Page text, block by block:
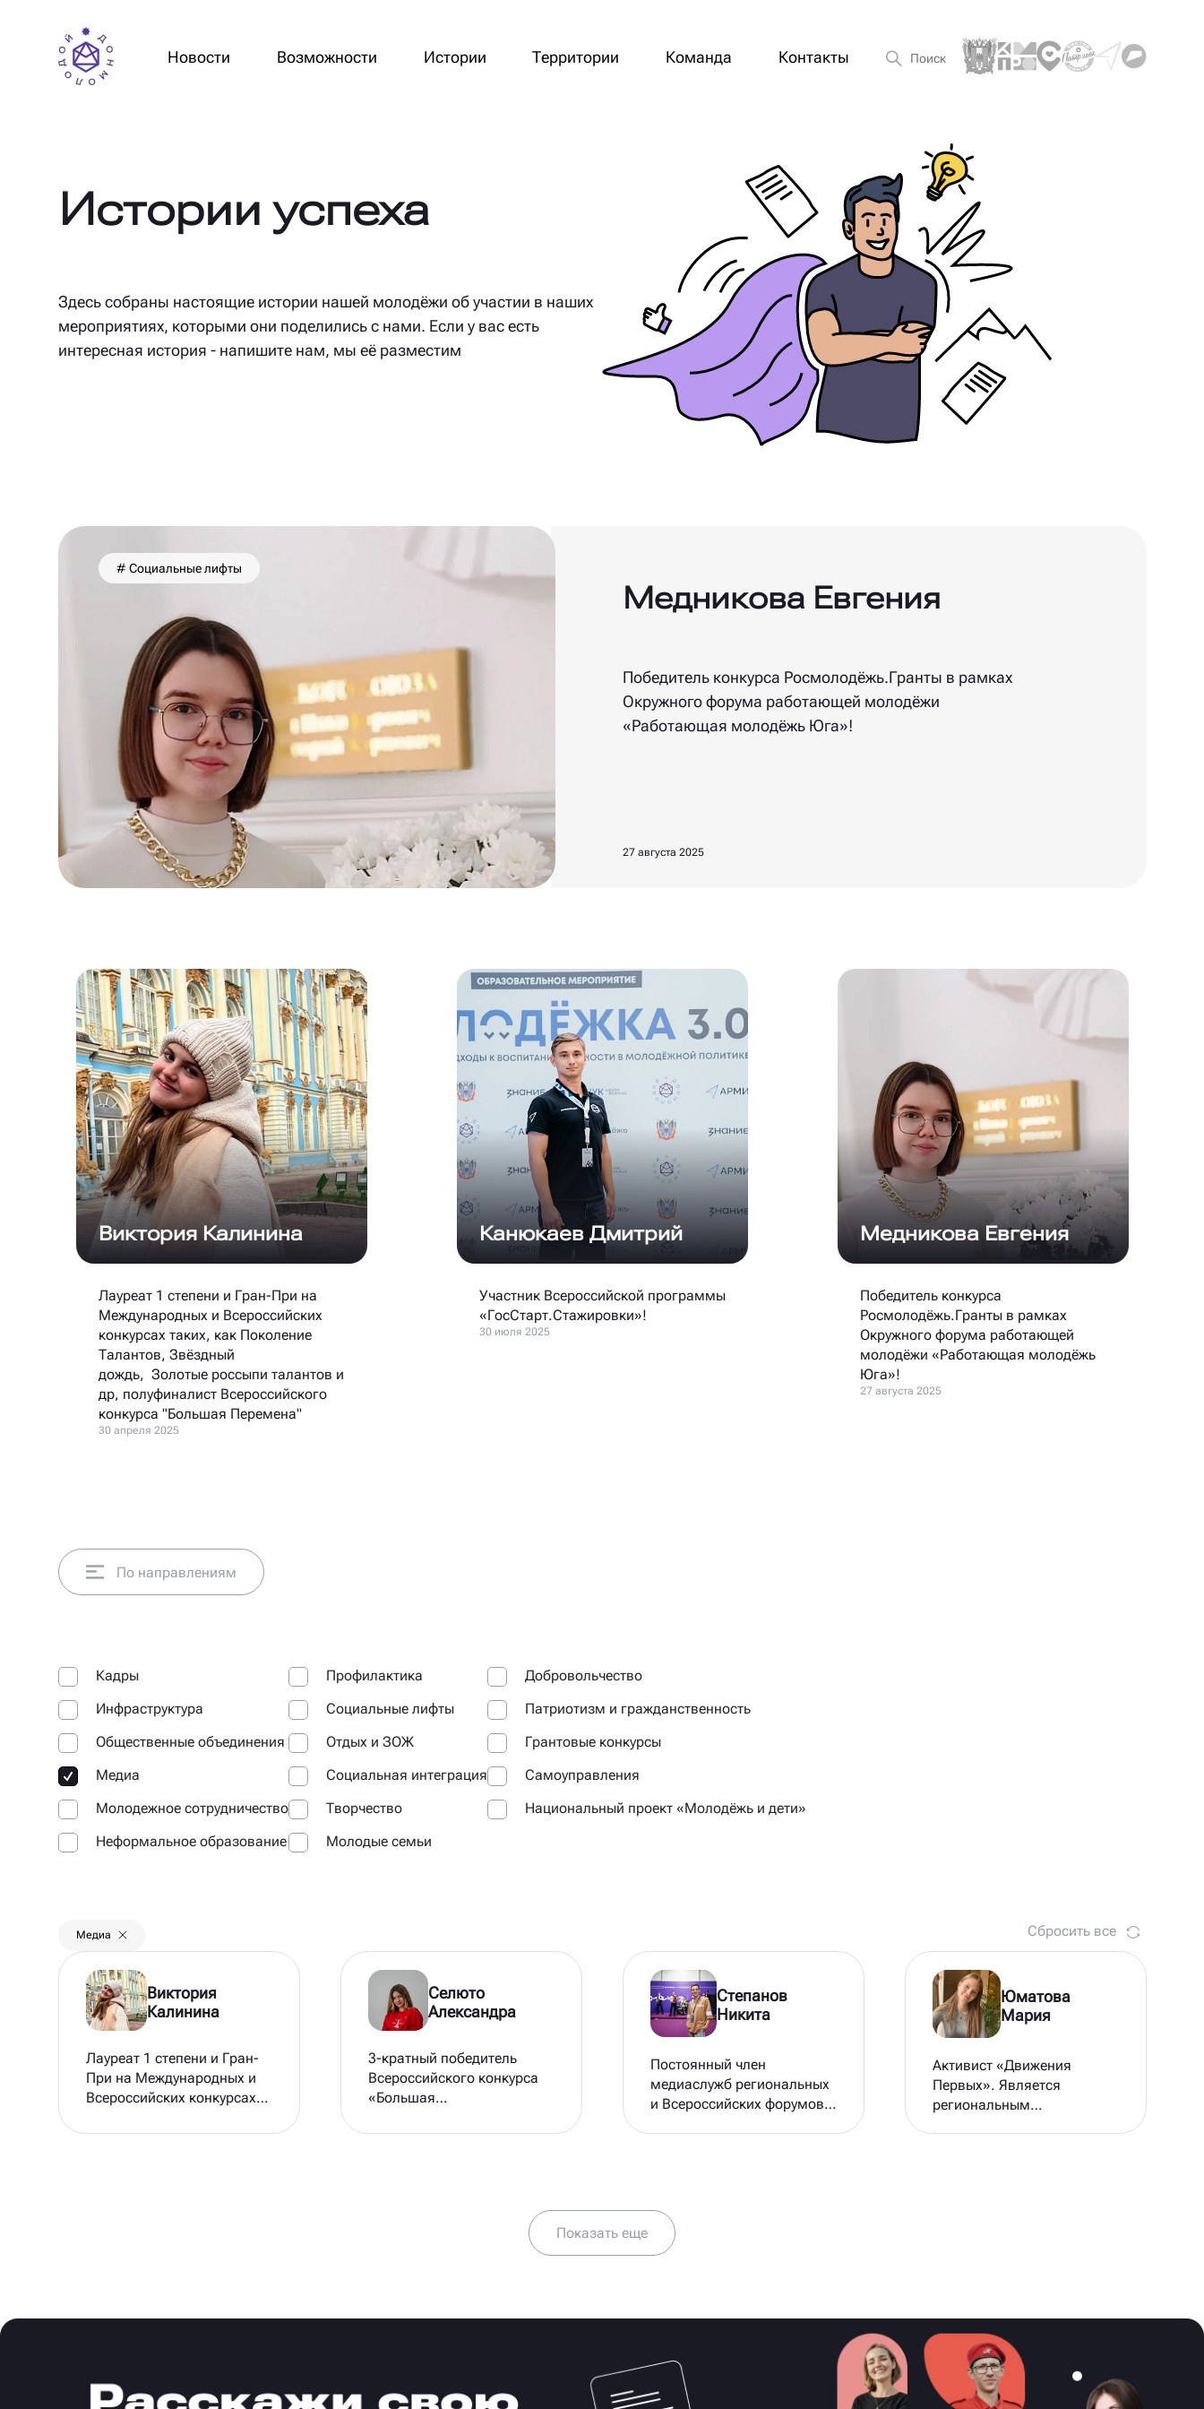
Новости Возможности Истории Территории Команда Контакты
Истории успеха
Здесь собраны настоящие истории нашей молодёжи об участии в наших
мероприятиях, которыми они поделились с нами. Если у вас есть
интересная история - напишите нам, мы её разместим
# Социальные лифты
Медникова Евгения
Победитель конкурса Росмолодёжь.Гранты в рамках
Окружного форума работающей молодёжи
«Работающая молодёжь Юга»!
27 августа 2025
Виктория Калинина
Лауреат 1 степени и Гран-При на
Международных и Всероссийских
конкурсах таких, как Поколение
Талантов, Звёздный
дождь, Золотые россыпи талантов и
др, полуфиналист Всероссийского
конкурса "Большая Перемена"
30 апреля 2025
Канюкаев Дмитрий
Участник Всероссийской программы
«ГосСтарт.Стажировки»!
30 июля 2025
Медникова Евгения
Победитель конкурса
Росмолодёжь.Гранты в рамках
Окружного форума работающей
молодёжи «Работающая молодёжь
Юга»!
27 августа 2025
По направлениям
Кадры
Инфраструктура
Общественные объединения
Медиа
Молодежное сотрудничество
Неформальное образование
Профилактика
Социальные лифты
Отдых и ЗОЖ
Социальная интеграция
Творчество
Молодые семьи
Добровольчество
Патриотизм и гражданственность
Грантовые конкурсы
Самоуправления
Национальный проект «Молодёжь и дети»
Медиа Сбросить все
Виктория
Калинина
Лауреат 1 степени и Гран-
При на Международных и
Всероссийских конкурсах
Талантов, Звёздный
Селюто
Александра
3-кратный победитель
Всероссийского конкурса
«Большая
студентов СПО в треке
премии «Первый на Дону»
Степанов
Никита
Постоянный член
медиаслужб региональных
и Всероссийских форумов,
Юматова
Мария
Активист «Движения
Первых». Является
региональным
Показать еще